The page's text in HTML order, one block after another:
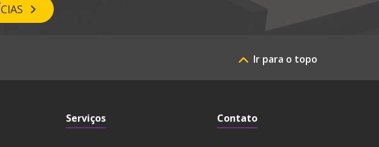
Ir para o topo
Serviços Contato